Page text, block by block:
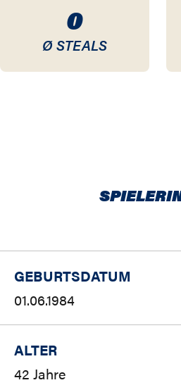
0
Ø STEALS
GEBURTSDATUM
01.06.1984
ALTER
42 Jahre